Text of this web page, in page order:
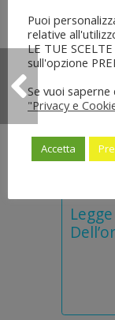
Puoi
relative
LE TUE
sull'opzione
Se vuoi
"Privacy e
Accetta